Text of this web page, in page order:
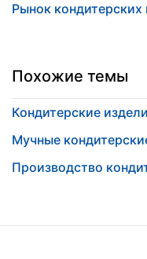
Рынок кондитерских
Похожие темы
Кондитерские
Мучные
Производство